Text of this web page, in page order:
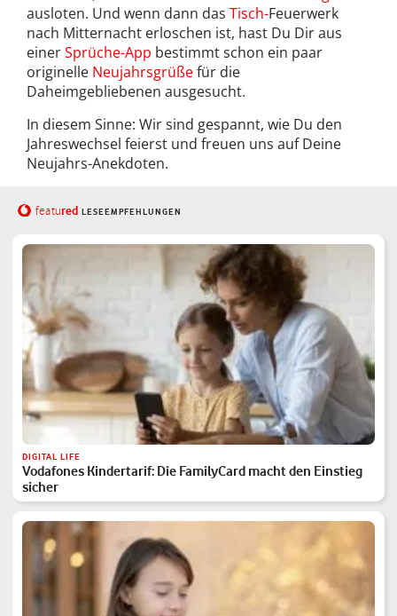
ausloten. Und wenn dann das Tisch-Feuerwerk
nach Mitternacht erloschen ist, hast Du Dir aus
einerSprüche-App bestimmt schon ein paar
originelle Neujahrsgrüßefür die
Daheimgebliebenen ausgesucht.
In diesem Sinne: Wir sind gespannt, wie Du den
Jahreswechsel feierst und freuen uns auf Deine
Neujahrs-Anekdoten.
featured LESEEMPFEHLUNGEN
DIGITAL LIFE
Vodafones Kindertarif: Die FamilyCard macht den Einstieg
sicher